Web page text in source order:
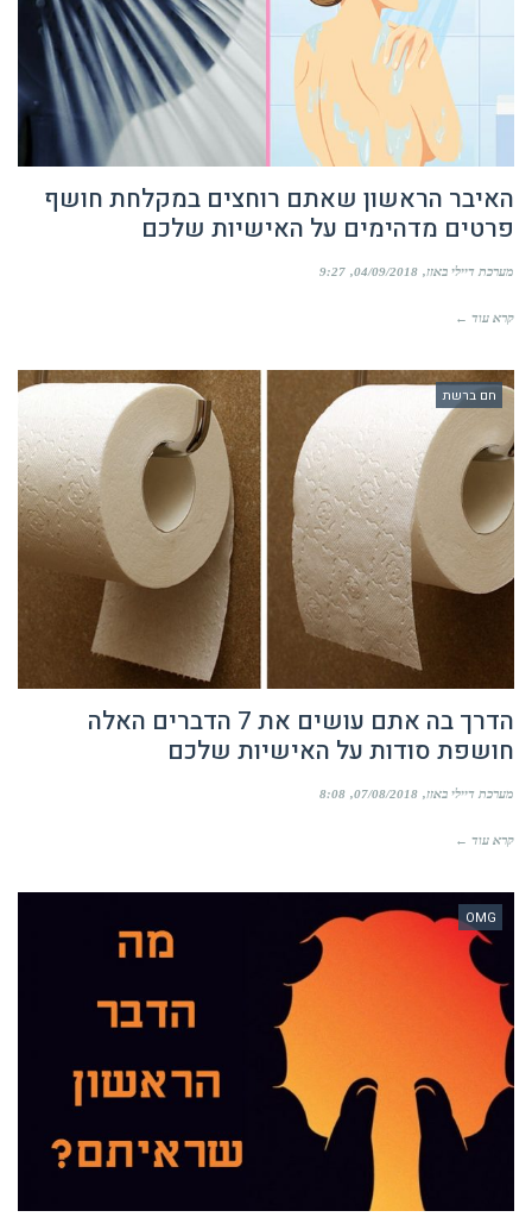
האיבר הראשון שאתם רוחצים במקלחת חושף
פרטים מדהימים על האישיות שלכם
מערכת דיילי באזז 04/09/2018
9:27
קרא עוד ←
חם ברשת
הדרך בה אתם עושים את 7 הדברים האלה
חושפת סודות על האישיות שלכם
מערכת דיילי באזז 07/08/2018
8:08
קרא עוד ←
OMG